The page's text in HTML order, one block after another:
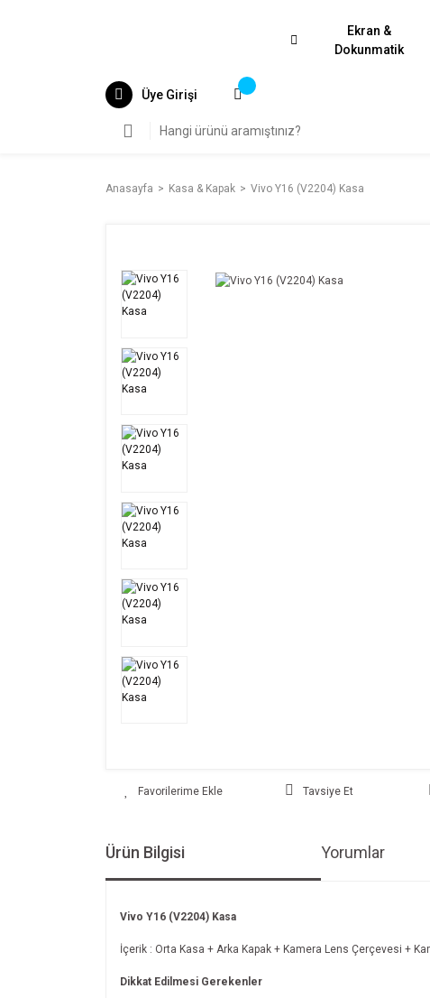
Ekran &
Dokunmatik
Üye Girişi
Anasayfa Kasa & Kapak Vivo Y16 (V2204) Kasa
Tavsiye Et
Ürün Bilgisi Yorumlar
Vivo Y16 (V2204) Kasa
İçerik : Orta Kasa + Arka Kapak + Kamera Lens Çerçevesi +
Dikkat Edilmesi Gerekenler